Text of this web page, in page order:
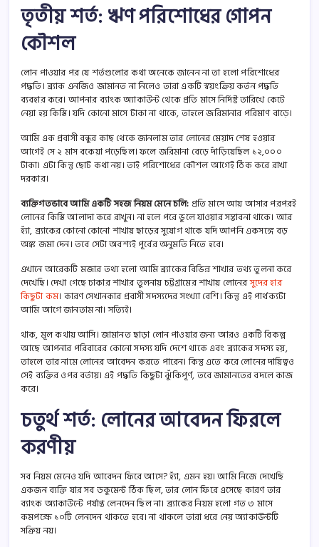
তৃতীয় শর্ত: ঋণ পরিশোধের গোপন
কৌশল
লোন পাওয়ার পর যে শর্তগুলোর কথা অনেকে জানেন না তা হলো পরিশোধের
পদ্ধতি। ব্র্যাক এনজিও জামানত না নিলেও তারা একটি স্বয়ংক্রিয় কর্তন পদ্ধতি
ব্যবহার করে। আপনার ব্যাংক অ্যাকাউন্ট থেকে প্রতি মাসে নির্দিষ্ট তারিখে কেটে
নেয়া হয় কিস্তি। যদি কোনো মাসে টাকা না থাকে, তাহলে জরিমানার পরিমাণ বাড়ে।
আমি এক প্রবাসী বন্ধুর কাছ থেকে জানলাম তার লোনের মেয়াদ শেষ হওয়ার
আগেই সে ২ মাস বকেয়া পড়েছিল। ফলে জরিমানা বেড়ে দাঁড়িয়েছিল ১২,০০০
টাকা। এটা কিন্তু ছোট কথা নয়। তাই পরিশোধের কৌশল আগেই ঠিক করে রাখা
দরকার।
ব্যক্তিগতভাবে আমি একটি সহজ নিয়ম মেনে চলি: প্রতি মাসে আয় আসার পরপরই
লোনের কিস্তি আলাদা করে রাখুন। না হলে পরে ভুলে যাওয়ার সম্ভাবনা থাকে। আর
হ্যাঁ, ব্র্যাকের কোনো কোনো শাখায় ছাড়ের সুযোগ থাকে যদি আপনি একসঙ্গে বড়
অঙ্ক জমা দেন। তবে সেটা অবশ্যই পূর্বের অনুমতি নিতে হবে।
এখানে আরেকটি মজার তথ্য হলো আমি ব্র্যাকের বিভিন্ন শাখার তথ্য তুলনা করে
দেখেছি। দেখা গেছে ঢাকার শাখার তুলনায় চট্টগ্রামের শাখায় লোনেরসুদের হার
কিছুটা কম। কারণ সেখানকার প্রবাসী সদস্যদের সংখ্যা বেশি। কিন্তু এই পার্থক্যটা
আমি আগে জানতাম না। সত্যিই।
থাক, মূল কথায় আসি। জামানত ছাড়া লোন পাওয়ার জন্য আরও একটি বিকল্প
আছে আপনার পরিবারের কোনো সদস্য যদি দেশে থাকে এবং ব্র্যাকের সদস্য হয়,
তাহলে তার নামে লোনের আবেদন করতে পারেন। কিন্তু এতে করে লোনের দায়িত্বও
সেই ব্যক্তির ওপর বর্তায়। এই পদ্ধতি কিছুটা ঝুঁকিপূর্ণ, তবে জামানতের বদলে কাজ
করে।
চতুর্থ শর্ত: লোনের আবেদন ফিরলে
করণীয়
সব নিয়ম মেনেও যদি আবেদন ফিরে আসে? হ্যাঁ, এমন হয়। আমি নিজে দেখেছি
একজন ব্যক্তি যার সব ডকুমেন্ট ঠিক ছিল, তার লোন ফিরে এসেছে কারণ তার
ব্যাংক অ্যাকাউন্টে পর্যাপ্ত লেনদেন ছিল না। ব্র্যাকের নিয়ম হলো গত ৩ মাসে
কমপক্ষে ১০টি লেনদেন থাকতে হবে। না থাকলে তারা ধরে নেয় অ্যাকাউন্টটি
সক্রিয় নয়।